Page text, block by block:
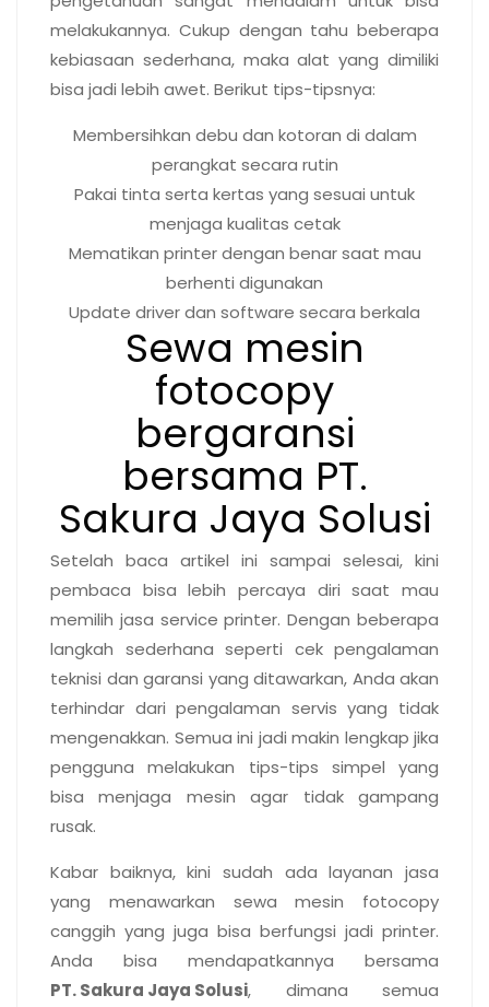
melakukannya. Cukup dengan tahu beberapa
kebiasaan sederhana, maka alat yang dimiliki
bisa jadi lebih awet. Berikut tips-tipsnya:
Membersihkan debu dan kotoran di dalam
perangkat secara rutin
Pakai tinta serta kertas yang sesuai untuk
menjaga kualitas cetak
Mematikan printer dengan benar saat mau
berhenti digunakan
Update driver dan software secara berkala
Sewa mesin
fotocopy
bergaransi
bersama PT.
Sakura Jaya Solusi
Setelah baca artikel ini sampai selesai, kini
pembaca bisa lebih percaya diri saat mau
memilih jasa service printer. Dengan beberapa
langkah sederhana seperti cek pengalaman
teknisi dan garansi yang ditawarkan, Anda akan
terhindar dari pengalaman servis yang tidak
mengenakkan. Semua ini jadi makin lengkap jika
pengguna melakukan tips-tips simpel yang
bisa menjaga mesin agar tidak gampang
rusak.
Kabar baiknya, kini sudah ada layanan jasa
yang menawarkan sewa mesin fotocopy
canggih yang juga bisa berfungsi jadi printer.
Anda bisa mendapatkannya bersama
PT. Sakura Jaya Solusi, dimana semua